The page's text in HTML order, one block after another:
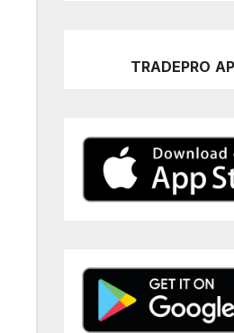
TRADEPRO